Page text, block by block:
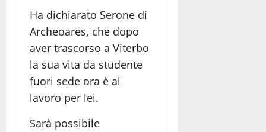
Ha dichiarato Serone di
Archeoares, che dopo
aver trascorso a Viterbo
la sua vita da studente
fuori sede ora è al
lavoro per lei.
Sarà possibile